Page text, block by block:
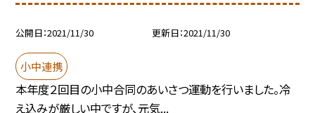
公開日 2021/11/30 更新日 2021/11/30
小中連携
本年度２回目の小中合同のあいさつ運動を行いました。冷
え込みが厳しい中ですが、元気...